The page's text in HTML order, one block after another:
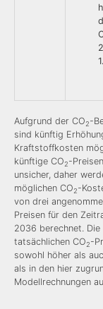
Aufgrund der CO2-
sind künftig
Kraftstoffkosten
künftige CO2-
unsicher, daher
möglichen CO2-
von drei
Preisen für den
2036 berechnet. Die
tatsächlichen CO2-
sowohl höher als
als in den hier
Modellrechnungen